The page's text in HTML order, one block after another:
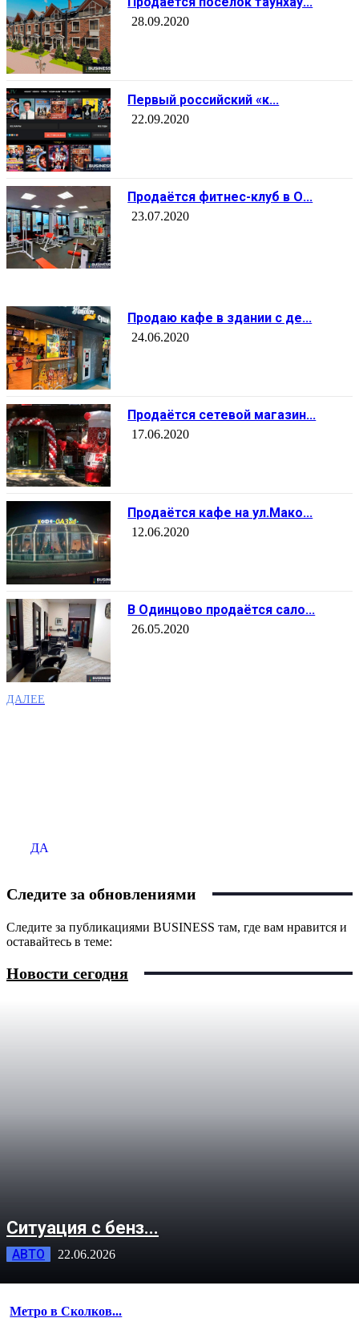
28.09.2020
Первый российский «к...
22.09.2020
Продаётся фитнес-клуб в О...
23.07.2020
Продаю кафе в здании с де...
24.06.2020
Продаётся сетевой магазин...
17.06.2020
Продаётся кафе на ул.Мако...
12.06.2020
В Одинцово продаётся сало...
26.05.2020
ДАЛЕЕ
ДА
Следите за обновлениями
Следите за публикациями BUSINESS там, где вам нравится и
оставайтесь в теме:
Новости сегодня
Ситуация с бенз...
АВТО 22.06.2026
Метро в Сколков...